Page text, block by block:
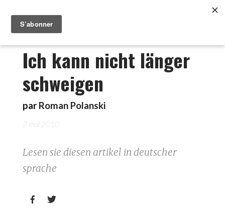
Ich kann nicht länger
schweigen
par Roman Polanski
2 mai 2010
Lesen sie diesen artikel in deutscher
sprache
 